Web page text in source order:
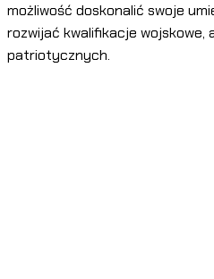
możliwość doskonalić swoje
rozwijać kwalifikacje
patriotycznych.